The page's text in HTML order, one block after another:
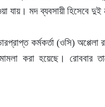
যায়। মদ ব্যবসায়ী হিসেবে
করা হয়েছে। রোববার